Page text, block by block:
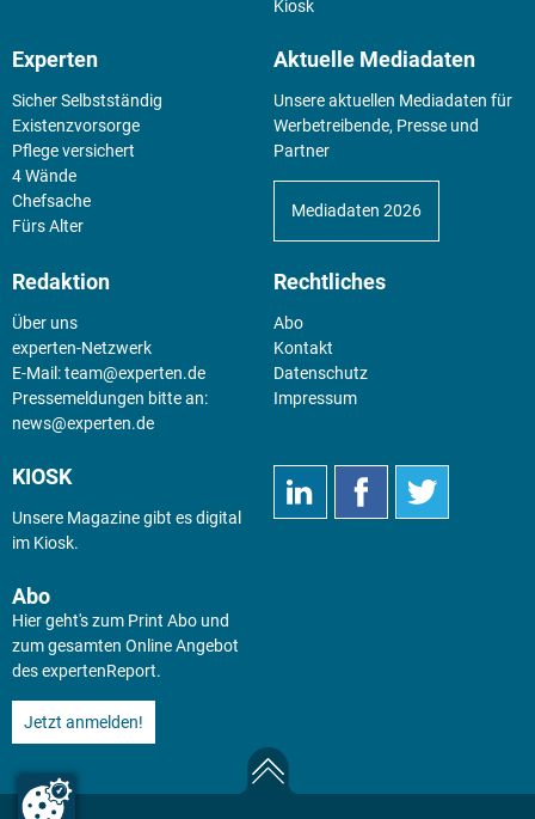
Kiosk
Experten
Sicher Selbstständig
Existenz­vorsorge
Pflege versichert
4 Wände
Chefsache
Fürs Alter
Aktuelle Mediadaten
Unsere aktuellen Mediadaten für
Werbetreibende, Presse und
Partner
Mediadaten 2026
Redaktion
Über uns
experten-Netzwerk
E-Mail:team@experten.de
Pressemeldungen bitte an:
news@experten.de
Rechtliches
Abo
Kontakt
Datenschutz
Impressum
KIOSK
Unsere Magazine gibt es digital
im Kiosk.
Abo
Hier geht's zum Print Abo und
zum gesamten Online Angebot
des expertenReport.
Jetzt anmelden!